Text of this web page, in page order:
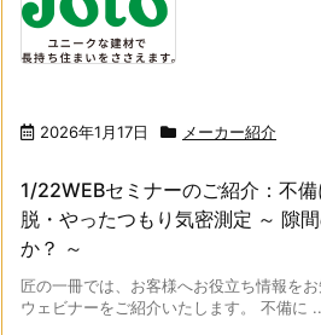
2026年1月17日 メーカー紹介
1/22WEBセミナーのご紹介：不
脱・やったつもり気密測定 ～ 隙
か？ ～
匠の一冊では、お客様へお役立ち情報を
ウェビナーをご紹介いたします。 不備に